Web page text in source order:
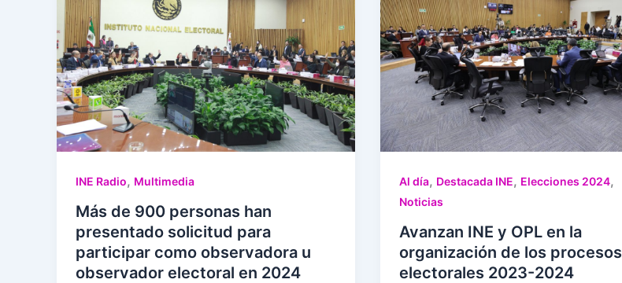
INE Radio, Multimedia
Más de 900 personas han
presentado solicitud para
participar como observadora u
observador electoral en 2024
Al día, Destacada INE, Elecciones 2024,
Noticias
Avanzan INE y OPL en la
organización de los procesos
electorales 2023-2024